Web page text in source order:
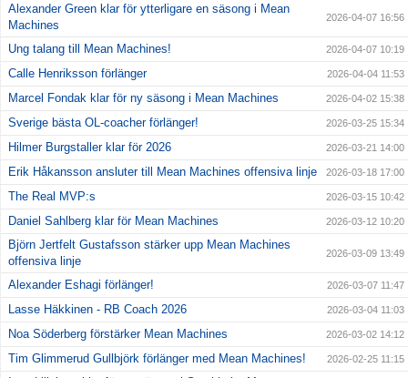
Alexander Green klar för ytterligare en säsong i Mean
Machines
2026-04-07 16:56
Ung talang till Mean Machines! 2026-04-07 10:19
Calle Henriksson förlänger 2026-04-04 11:53
Marcel Fondak klar för ny säsong i Mean Machines 2026-04-02 15:38
Sverige bästa OL-coacher förlänger! 2026-03-25 15:34
Hilmer Burgstaller klar för 2026 2026-03-21 14:00
Erik Håkansson ansluter till Mean Machines offensiva linje 2026-03-18 17:00
The Real MVP:s 2026-03-15 10:42
Daniel Sahlberg klar för Mean Machines 2026-03-12 10:20
Björn Jertfelt Gustafsson stärker upp Mean Machines
offensiva linje
2026-03-09 13:49
Alexander Eshagi förlänger! 2026-03-07 11:47
Lasse Häkkinen - RB Coach 2026 2026-03-04 11:03
Noa Söderberg förstärker Mean Machines 2026-03-02 14:12
Tim Glimmerud Gullbjörk förlänger med Mean Machines! 2026-02-25 11:15